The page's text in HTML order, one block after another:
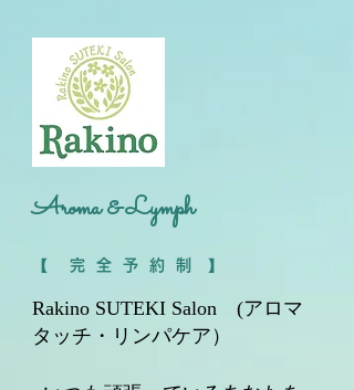
​Aroma & Lymph
【 完 全 予 約 制 】
Rakino SUTEKI Salon (アロマ
タッチ・リンパケア）